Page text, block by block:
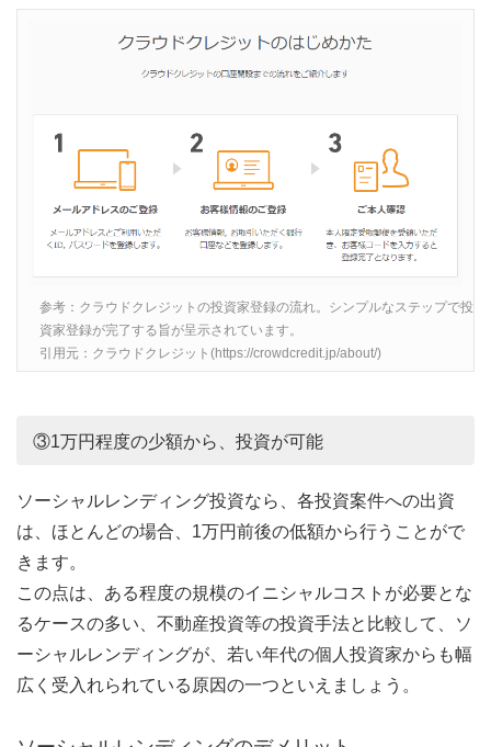
参考：クラウドクレジットの投資家登録の流れ。シンプルなステップで投
資家登録が完了する旨が呈示されています。
引用元：クラウドクレジット(https://crowdcredit.jp/about/)
③1万円程度の少額から、投資が可能
ソーシャルレンディング投資なら、各投資案件への出資
は、ほとんどの場合、1万円前後の低額から行うことがで
きます。
この点は、ある程度の規模のイニシャルコストが必要とな
るケースの多い、不動産投資等の投資手法と比較して、ソ
ーシャルレンディングが、若い年代の個人投資家からも幅
広く受入れられている原因の一つといえましょう。